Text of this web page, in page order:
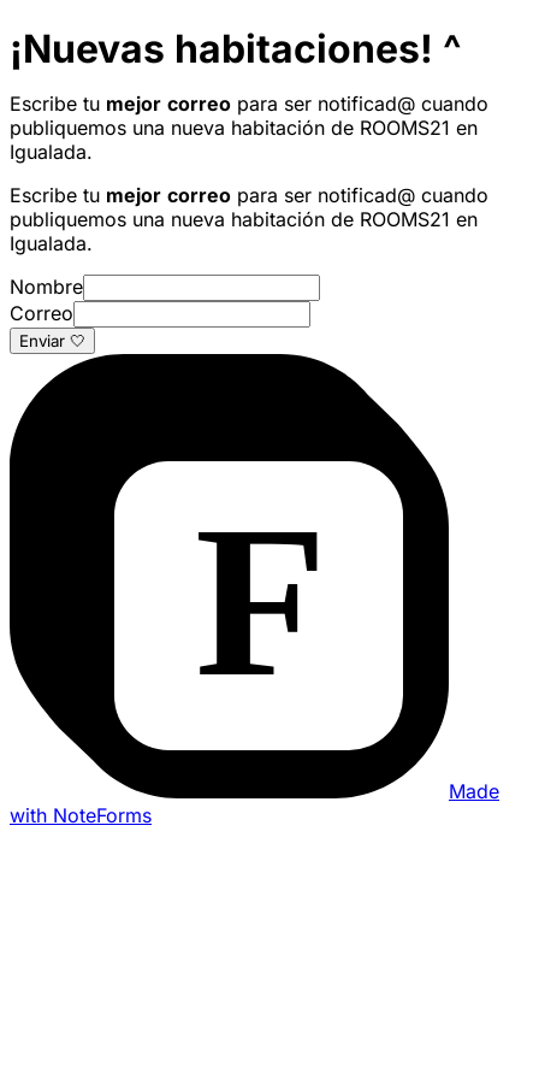
¡Nuevas habitaciones! ^
Escribe tu mejor correo para ser notificad@ cuando
publiquemos una nueva habitación de ROOMS21 en
Igualada.
Escribe tu mejor correo para ser notificad@ cuando
publiquemos una nueva habitación de ROOMS21 en
Igualada.
Nombre
Correo
Enviar 🤍
Made
with NoteForms